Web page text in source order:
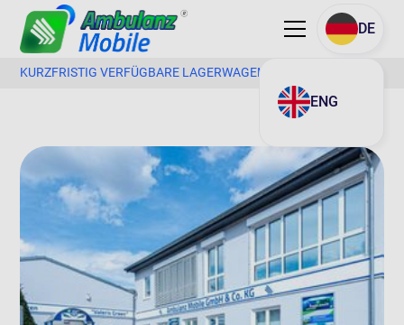
DE
ENG
KURZFRISTIG VERFÜGBARE LAGERWAGEN RTW & KTW